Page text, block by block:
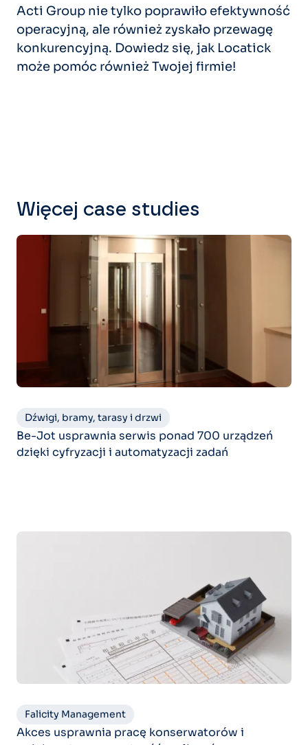
Acti Group nie tylko poprawiło efektywność
operacyjną, ale również zyskało przewagę
konkurencyjną. Dowiedz się, jak Locatick
może pomóc również Twojej firmie!
Więcej case studies
Dźwigi, bramy, tarasy i drzwi
Be-Jot usprawnia serwis ponad 700 urządzeń
dzięki cyfryzacji i automatyzacji zadań
Falicity Management
Akces usprawnia pracę konserwatorów i